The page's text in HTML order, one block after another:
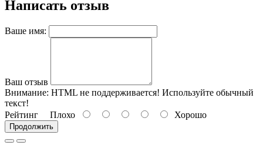
Написать отзыв
Ваше имя:
Ваш отзыв
Внимание: HTML не поддерживается! Используйте обычный
текст!
Рейтинг Плохо Хорошо
Продолжить